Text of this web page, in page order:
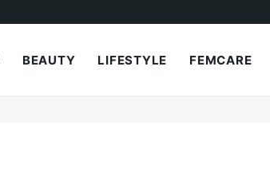
BEAUTY LIFESTYLE FEMCARE